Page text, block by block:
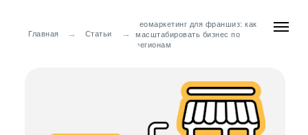
Статьи
Главная →
Геомаркетинг для франшиз: как
масштабировать бизнес по
регионам
→